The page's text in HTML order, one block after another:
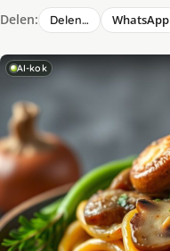
Delen: Delen… WhatsApp
AI-kok